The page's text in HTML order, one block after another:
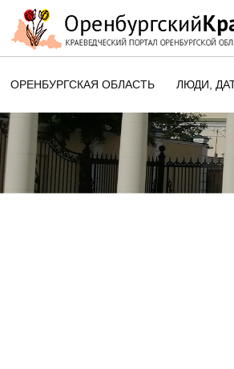
ОРЕНБУРГСКАЯ ОБЛАСТЬ ЛЮДИ,
ЭТОТ
ОБЛАСТИ